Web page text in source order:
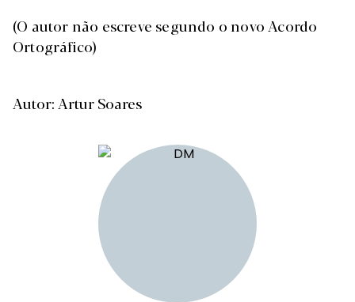
(O autor não escreve segundo o novo Acordo
Ortográfico)
Autor: Artur Soares